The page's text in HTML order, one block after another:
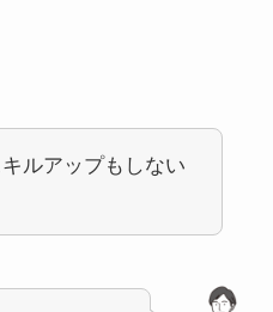
ルアップもしない